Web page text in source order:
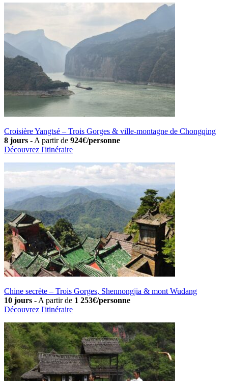
Croisière Yangtsé – Trois Gorges & ville-montagne de Chongqing
8 jours - A partir de 924€/personne
Découvrez l'itinéraire
Chine secrète – Trois Gorges, Shennongjia & mont Wudang
10 jours - A partir de 1 253€/personne
Découvrez l'itinéraire